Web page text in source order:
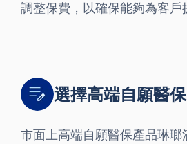
調整保費，以確保能夠為客戶
選擇高端自願醫
市面上高端自願醫保產品琳瑯